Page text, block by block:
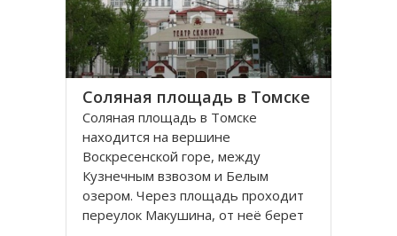
Соляная площадь в Томске
Соляная площадь в Томске
находится на вершине
Воскресенской горе, между
Кузнечным взвозом и Белым
озером. Через площадь проходит
переулок Макушина, от неё берет